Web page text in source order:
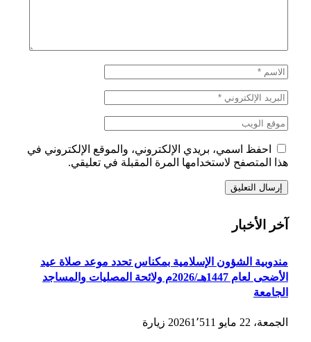
احفظ اسمي، بريدي الإلكتروني، والموقع الإلكتروني في
هذا المتصفح لاستخدامها المرة المقبلة في تعليقي.
آخر الأخبار
مندوبية الشؤون الإسلامية بمكناس تحدد موعد صلاة عيد
الأضحى لعام 1447هـ/2026م ولائحة المصليات والمساجد
الجامعة
الجمعة، 22 مايو 2026 1٬511 زيارة